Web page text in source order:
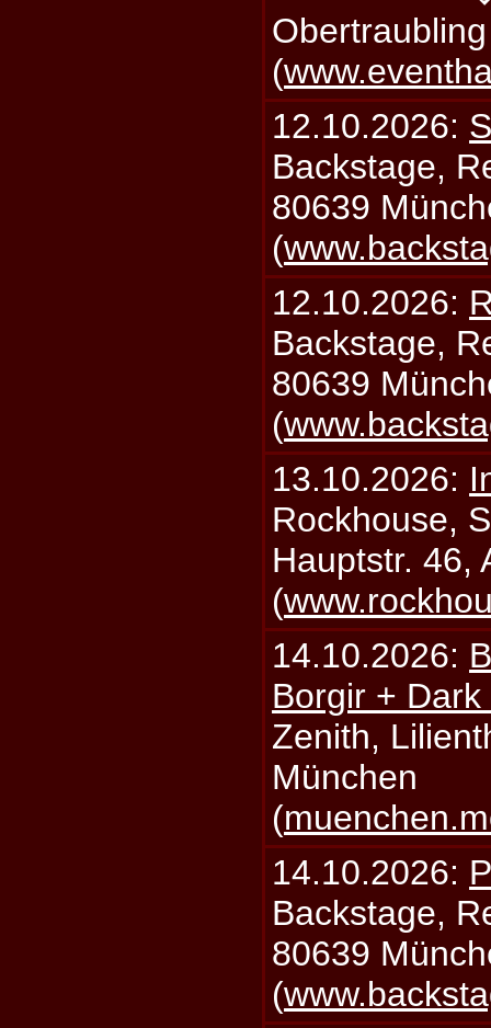
(
12.10.2026:
Backstage,
80639
(
12.10.2026:
Backstage,
80639
(
13.10.2026:
Rockhouse,
Hauptstr. 46,
(
14.10.2026:
Borgir +
Zenith,
München
(
14.10.2026:
Backstage,
80639
(